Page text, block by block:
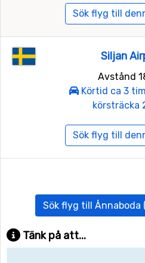
Sök flyg till
Siljan
Avstånd
Körtid ca 3
körsträcka
Sök flyg till
Sök flyg till Ånnaboda
Tänk på att...